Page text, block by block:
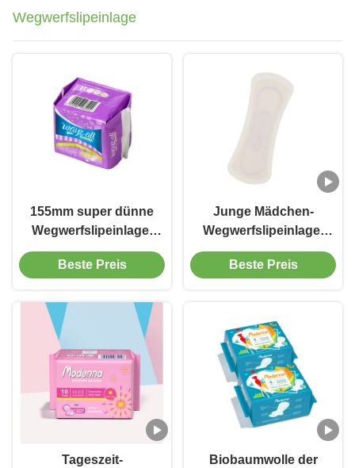
Wegwerfslipeinlage
155mm super dünne
Wegwerfslipeinlage-
ultra überhaupt
trockene Breathable
Beste Preis
Junge Mädchen-
Wegwerfslipeinlage-
ultra dünne weibliche
gesundheitliche
Beste Preis
Tageszeit- Biobaumwolle der